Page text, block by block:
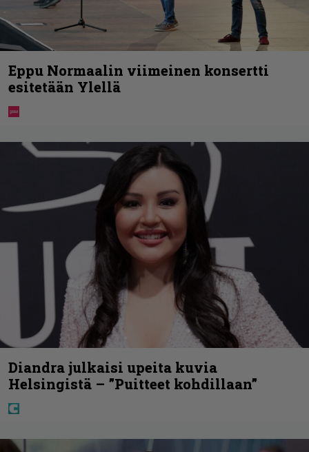
Eppu Normaalin viimeinen konsertti
esitetään Ylellä
Diandra julkaisi upeita kuvia
Helsingistä – ”Puitteet kohdillaan”